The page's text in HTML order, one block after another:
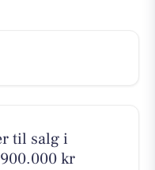
til salg i
kr